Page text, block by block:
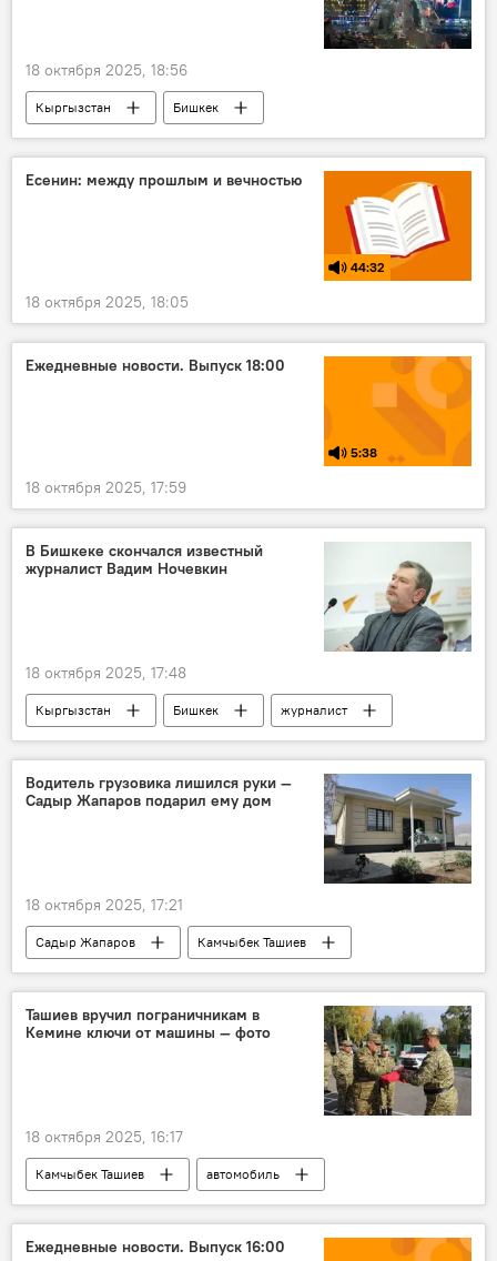
18 октября 2025, 18:56
Кыргызстан
Бишкек
торговый центр
угроза
теракт
Есенин: между прошлым и вечностью
44:32
18 октября 2025, 18:05
Ежедневные новости. Выпуск 18:00
5:38
18 октября 2025, 17:59
В Бишкеке скончался известный
журналист Вадим Ночевкин
18 октября 2025, 17:48
Кыргызстан Бишкек журналист
Водитель грузовика лишился руки —
Садыр Жапаров подарил ему дом
18 октября 2025, 17:21
Садыр Жапаров
Камчыбек Ташиев
дом
помощь
водитель
Чуйская область
фото
Ташиев вручил пограничникам в
Кемине ключи от машины — фото
18 октября 2025, 16:17
Камчыбек Ташиев
автомобиль
Государственная пограничная служба КР
Кемин
Кыргызстан
Ежедневные новости. Выпуск 16:00